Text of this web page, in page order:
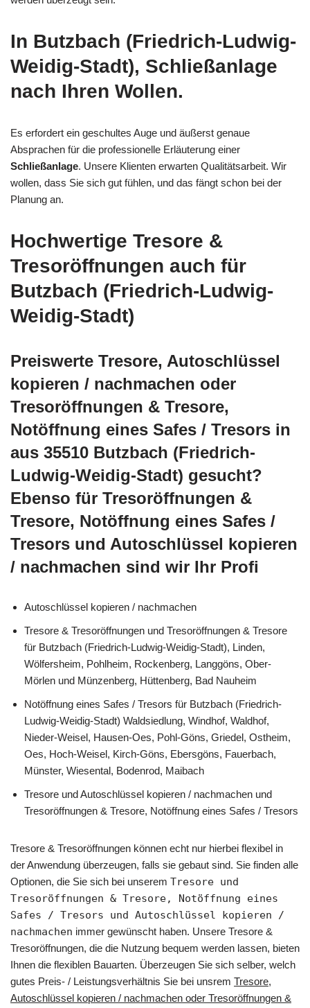
In Butzbach (Friedrich-Ludwig-
Weidig-Stadt), Schließanlage
nach Ihren Wollen.
Es erfordert ein geschultes Auge und äußerst genaue
Absprachen für die professionelle Erläuterung einer
Schließanlage. Unsere Klienten erwarten Qualitätsarbeit. Wir
wollen, dass Sie sich gut fühlen, und das fängt schon bei der
Planung an.
Hochwertige Tresore &
Tresoröffnungen auch für
Butzbach (Friedrich-Ludwig-
Weidig-Stadt)
Preiswerte Tresore, Autoschlüssel
kopieren / nachmachen oder
Tresoröffnungen & Tresore,
Notöffnung eines Safes / Tresors in
aus 35510 Butzbach (Friedrich-
Ludwig-Weidig-Stadt) gesucht?
Ebenso für Tresoröffnungen &
Tresore, Notöffnung eines Safes /
Tresors und Autoschlüssel kopieren
/ nachmachen sind wir Ihr Profi
Autoschlüssel kopieren / nachmachen
Tresore & Tresoröffnungen und Tresoröffnungen & Tresore
für Butzbach (Friedrich-Ludwig-Weidig-Stadt), Linden,
Wölfersheim, Pohlheim, Rockenberg, Langgöns, Ober-
Mörlen und Münzenberg, Hüttenberg, Bad Nauheim
Notöffnung eines Safes / Tresors für Butzbach (Friedrich-
Ludwig-Weidig-Stadt) Waldsiedlung, Windhof, Waldhof,
Nieder-Weisel, Hausen-Oes, Pohl-Göns, Griedel, Ostheim,
Oes, Hoch-Weisel, Kirch-Göns, Ebersgöns, Fauerbach,
Münster, Wiesental, Bodenrod, Maibach
Tresore und Autoschlüssel kopieren / nachmachen und
Tresoröffnungen & Tresore, Notöffnung eines Safes / Tresors
Tresore & Tresoröffnungen können echt nur hierbei flexibel in
der Anwendung überzeugen, falls sie gebaut sind. Sie finden alle
Optionen, die Sie sich bei unserem Tresore und
Tresoröffnungen & Tresore, Notöffnung eines
Safes / Tresors und Autoschlüssel kopieren /
nachmachen immer gewünscht haben. Unsere Tresore &
Tresoröffnungen, die die Nutzung bequem werden lassen, bieten
Ihnen die flexiblen Bauarten. Überzeugen Sie sich selber, welch
gutes Preis- / Leistungsverhältnis Sie bei unsrem Tresore,
Autoschlüssel kopieren / nachmachen oder Tresoröffnungen &